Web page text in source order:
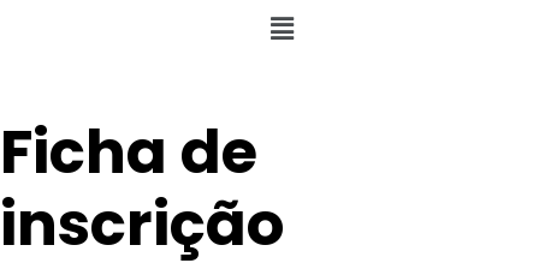
Ficha de
inscrição